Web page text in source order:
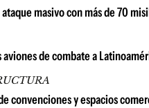
ataque masivo con más de 70
de combate a
convenciones y espacios